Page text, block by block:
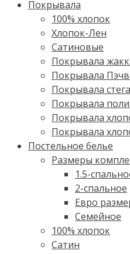
Покрывала
100% хлопок
Хлопок-Лен
Сатиновые
Покрывала
Покрывала
Покрывала
Покрывала
Покрывала
Покрывала
Постельное белье
Размеры
1.5-
2-спальное
Евро
Семейное
100% хлопок
Cатин